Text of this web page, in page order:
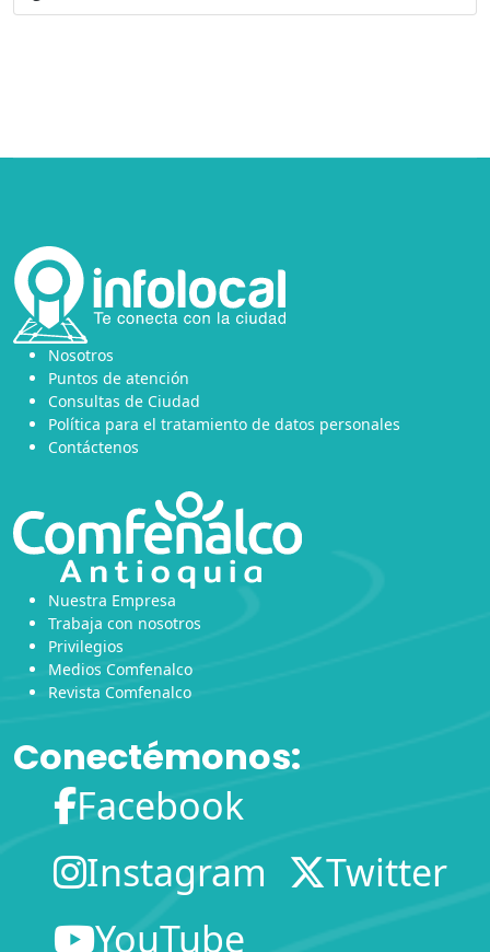
Nosotros
Puntos de atención
Consultas de Ciudad
Política para el tratamiento de datos personales
Contáctenos
Nuestra Empresa
Trabaja con nosotros
Privilegios
Medios Comfenalco
Revista Comfenalco
Conectémonos:
Facebook
Instagram
Twitter
YouTube